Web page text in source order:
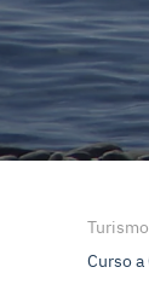
Curso